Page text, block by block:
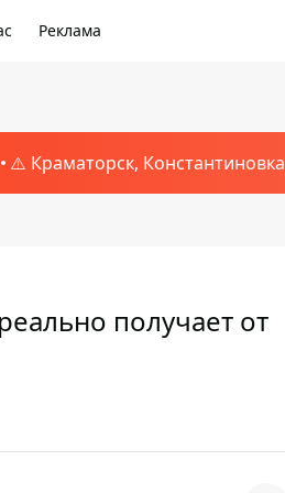
Реклама
⚠️ Краматорск, Константиновка
получает от